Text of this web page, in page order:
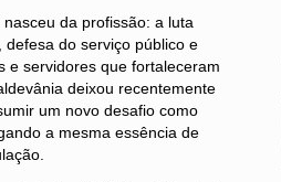
da profissão: a luta
do serviço público e
e servidores que fortaleceram
deixou recentemente
um novo desafio como
a mesma essência de